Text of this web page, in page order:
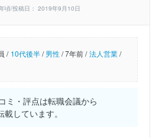
頃/投稿日： 2019年9月10日
/ 10代後半/男性/7年前 / 法人営業/
ミ・評点は転職会議から
載しています。